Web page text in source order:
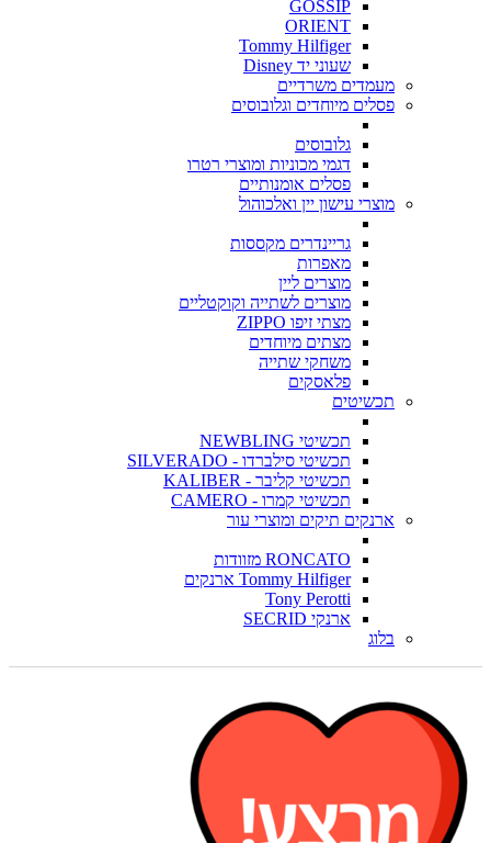
GOSSIP
ORIENT
Tommy Hilfiger
שעוני יד Disney
מעמדים משרדיים
פסלים מיוחדים וגלובוסים
גלובוסים
דגמי מכוניות ומוצרי רטרו
פסלים אומנותיים
מוצרי עישון יין ואלכוהול
גריינדרים מקססות
מאפרות
מוצרים ליין
מוצרים לשתייה וקוקטליים
מצתי זיפו ZIPPO
מצתים מיוחדים
משחקי שתייה
פלאסקים
תכשיטים
תכשיטי NEWBLING
תכשיטי סילברדו - SILVERADO
תכשיטי קליבר - KALIBER
תכשיטי קמרו - CAMERO
ארנקים תיקים ומוצרי עור
RONCATO מזוודות
Tommy Hilfiger ארנקים
Tony Perotti
ארנקי SECRID
בלוג